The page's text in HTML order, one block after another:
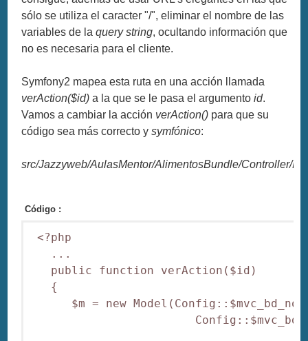
sólo se utiliza el caracter "/", eliminar el nombre de las
variables de laquery string, ocultando información que
no es necesaria para el cliente.
Symfony2 mapea esta ruta en una acción llamada
verAction($id) a la que se le pasa el argumentoid.
Vamos a cambiar la acción verAction() para que su
código sea más correcto ysymfónico:
src/Jazzyweb/AulasMentor/AlimentosBundle/Controller/
Código :
<?php
...
public function verAction($id)
{
$m = new
Config::$mvc_bd_clave,